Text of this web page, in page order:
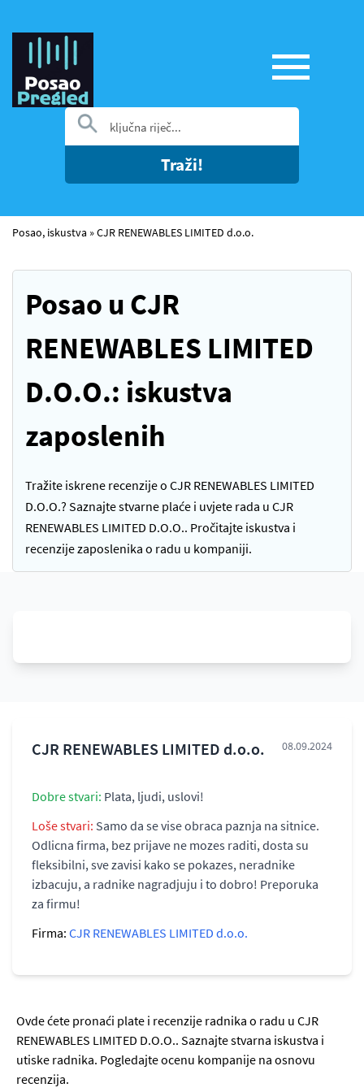
Traži!
Posao, iskustva »CJR RENEWABLES LIMITED d.o.o.
Posao u CJR
RENEWABLES LIMITED
D.O.O.: iskustva
zaposlenih
Tražite iskrene recenzije o CJR RENEWABLES LIMITED
D.O.O.? Saznajte stvarne plaće i uvjete rada u CJR
RENEWABLES LIMITED D.O.O.. Pročitajte iskustva i
recenzije zaposlenika o radu u kompaniji.
CJR RENEWABLES LIMITED d.o.o. 08.09.2024
Dobre stvari: Plata, ljudi, uslovi!
Loše stvari: Samo da se vise obraca paznja na sitnice.
Odlicna firma, bez prijave ne mozes raditi, dosta su
fleksibilni, sve zavisi kako se pokazes, neradnike
izbacuju, a radnike nagradjuju i to dobro! Preporuka
za firmu!
Firma: CJR RENEWABLES LIMITED d.o.o.
Ovde ćete pronaći plate i recenzije radnika o radu u CJR
RENEWABLES LIMITED D.O.O.. Saznajte stvarna iskustva i
utiske radnika. Pogledajte ocenu kompanije na osnovu
recenzija.